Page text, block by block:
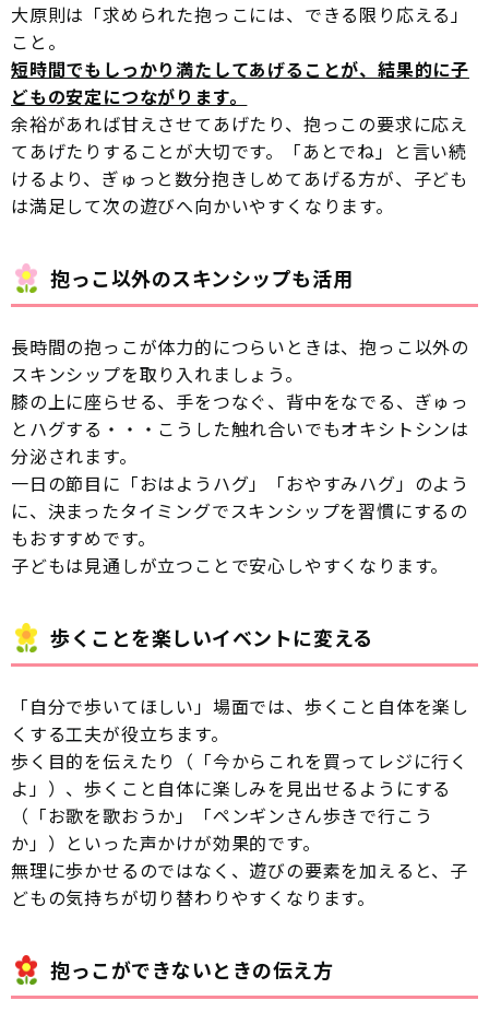
大原則は「求められた抱っこには、できる限り応える」
こと。
短時間でもしっかり満たしてあげることが、結果的に子
どもの安定につながります。
余裕があれば甘えさせてあげたり、抱っこの要求に応え
てあげたりすることが大切です。「あとでね」と言い続
けるより、ぎゅっと数分抱きしめてあげる方が、子ども
は満足して次の遊びへ向かいやすくなります。
抱っこ以外のスキンシップも活用
長時間の抱っこが体力的につらいときは、抱っこ以外の
スキンシップを取り入れましょう。
膝の上に座らせる、手をつなぐ、背中をなでる、ぎゅっ
とハグする・・・こうした触れ合いでもオキシトシンは
分泌されます。
一日の節目に「おはようハグ」「おやすみハグ」のよう
に、決まったタイミングでスキンシップを習慣にするの
もおすすめです。
子どもは見通しが立つことで安心しやすくなります。
歩くことを楽しいイベントに変える
「自分で歩いてほしい」場面では、歩くこと自体を楽し
くする工夫が役立ちます。
歩く目的を伝えたり（「今からこれを買ってレジに行く
よ」）、歩くこと自体に楽しみを見出せるようにする
（「お歌を歌おうか」「ペンギンさん歩きで行こう
か」）といった声かけが効果的です。
無理に歩かせるのではなく、遊びの要素を加えると、子
どもの気持ちが切り替わりやすくなります。
抱っこができないときの伝え方